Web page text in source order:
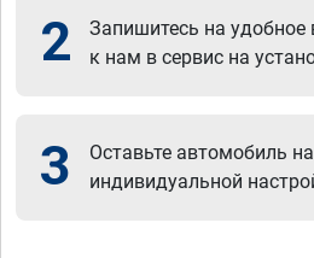
2
Запишитесь на удобное
к нам в сервис на
3
Оставьте автомобиль
индивидуальной